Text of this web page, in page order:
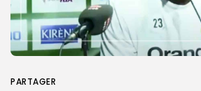
Search
for:
FR
PARTAGER